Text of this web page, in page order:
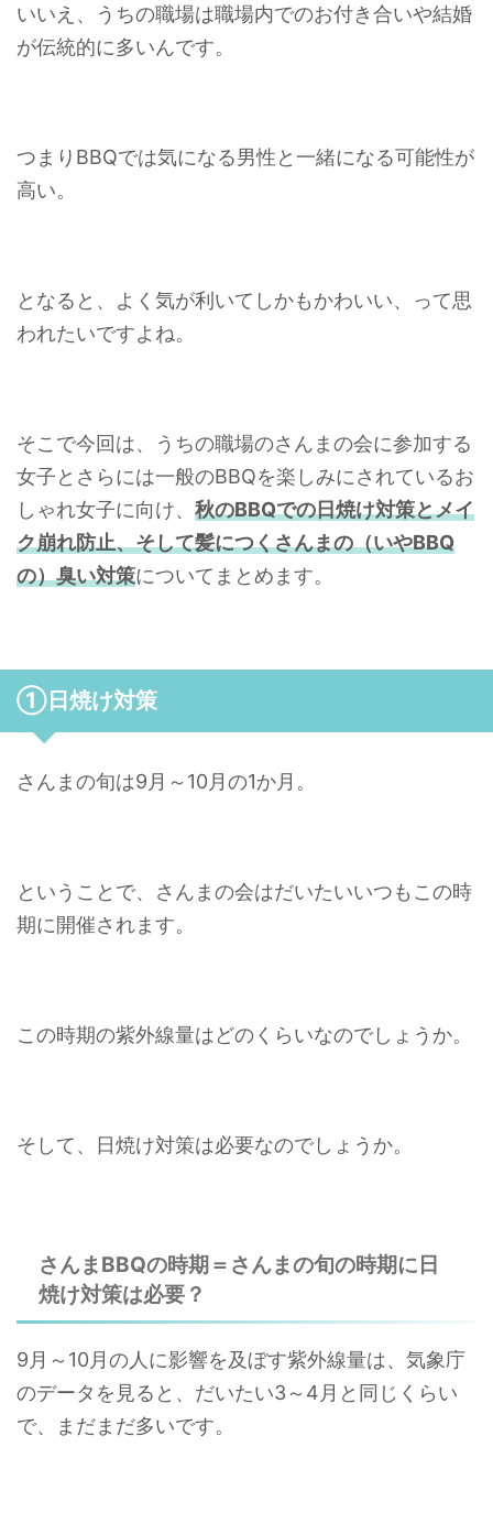
いいえ、うちの職場は職場内でのお付き合いや結婚
が伝統的に多いんです。
つまりBBQでは気になる男性と一緒になる可能性が
高い。
となると、よく気が利いてしかもかわいい、って思
われたいですよね。
そこで今回は、うちの職場のさんまの会に参加する
女子とさらには一般のBBQを楽しみにされているお
しゃれ女子に向け、 秋のBBQでの日焼け対策とメイ
ク崩れ防止、そして髪につくさんまの（いやBBQ
の）臭い対策についてまとめます。
①日焼け対策
さんまの旬は9月～10月の1か月。
ということで、さんまの会はだいたいいつもこの時
期に開催されます。
この時期の紫外線量はどのくらいなのでしょうか。
そして、日焼け対策は必要なのでしょうか。
さんまBBQの時期＝さんまの旬の時期に日
焼け対策は必要？
9月～10月の人に影響を及ぼす紫外線量は、気象庁
のデータを見ると、だいたい3～4月と同じくらい
で、まだまだ多いです。